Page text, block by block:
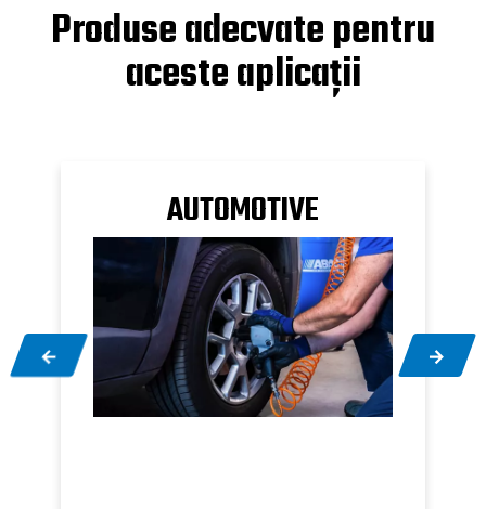
Produse adecvate pentru
aceste aplicații
AUTOMOTIVE